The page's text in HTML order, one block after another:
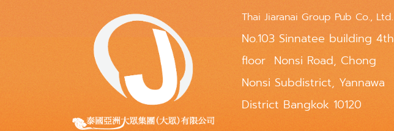
Thai Jiaranai Group Pub Co., Ltd.
No.103 Sinnatee building 4th
floor Nonsi Road, Chong
Nonsi Subdistrict, Yannawa
District Bangkok 10120